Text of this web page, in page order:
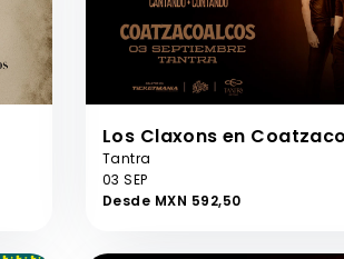
Los Claxons en
Tantra
03 SEP
Desde MXN 592,50